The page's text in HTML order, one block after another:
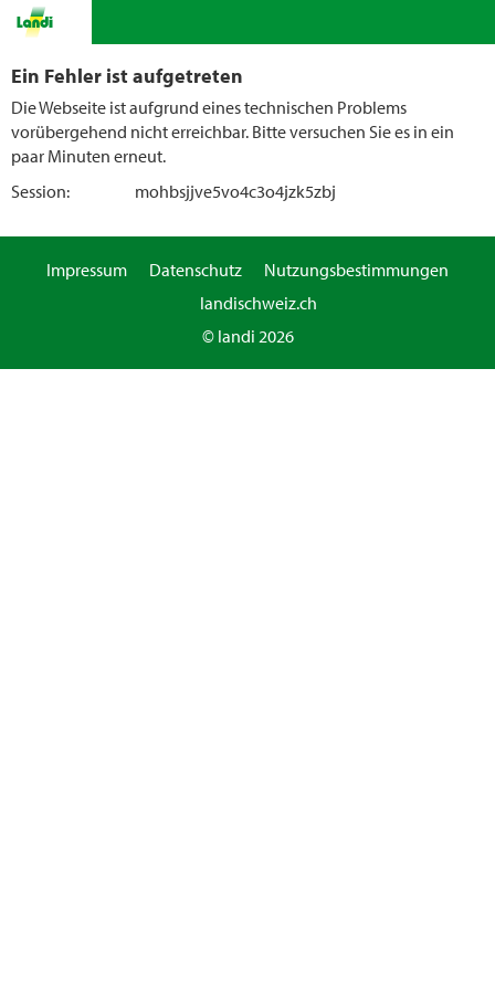
Ein Fehler ist aufgetreten
Die Webseite ist aufgrund eines technischen Problems
vorübergehend nicht erreichbar. Bitte versuchen Sie es in ein
paar Minuten erneut.
Session:
mohbsjjve5vo4c3o4jzk5zbj
Impressum Datenschutz
Nutzungsbestimmungen
landischweiz.ch
© landi 2026